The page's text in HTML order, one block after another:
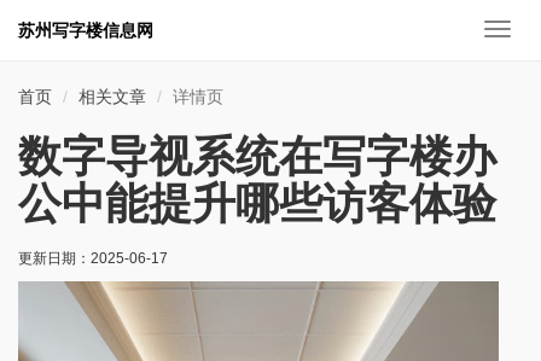
切
苏州写字楼信息网
首页 相关文章 详情页
数字导视系统在写字楼办
公中能提升哪些访客体验
更新日期： 2025-06-17